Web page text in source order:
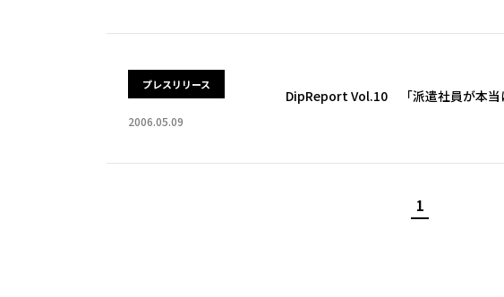
プレスリリース
2006.05.09
DipReport Vol.10 「派遣社員が本当
1